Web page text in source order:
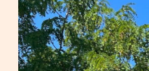
MAISON
TERRAIN
ACTUALITÉS